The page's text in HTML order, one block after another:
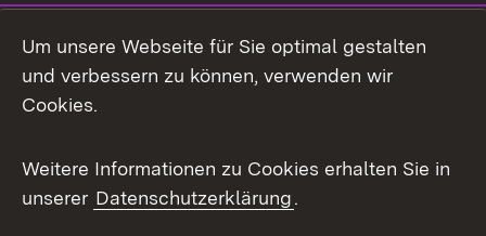
Mastodon
Messenger
Social Wall
X / Twitter
Um unsere Webseite für Sie optimal gestalten
und verbessern zu können, verwenden wir
Cookies.
Weitere Informationen zu Cookies erhalten Sie in
unserer Datenschutzerklärung.